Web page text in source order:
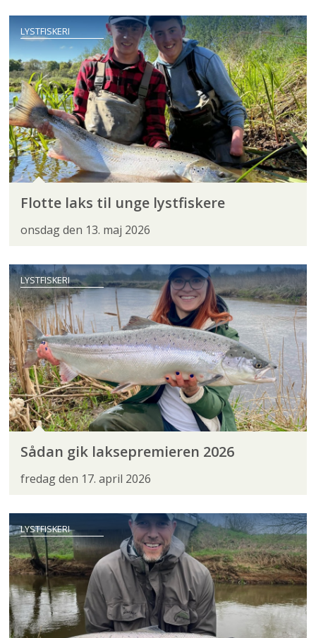
LYSTFISKERI
Flotte laks til unge lystfiskere
onsdag den 13. maj 2026
LYSTFISKERI
Sådan gik laksepremieren 2026
fredag den 17. april 2026
LYSTFISKERI